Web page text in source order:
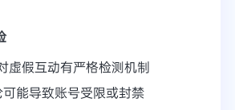
假互动有严格检测机制
能导致账号受限或封禁